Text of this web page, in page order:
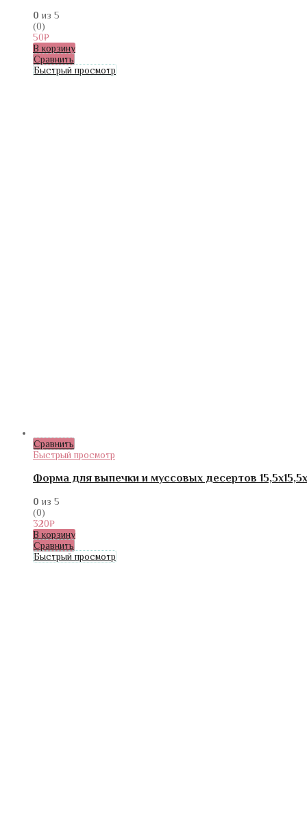
0 из 5
(0)
50₽
В корзину
Сравнить
Быстрый просмотр
Сравнить
Быстрый просмотр
Форма для выпечки и муссовых десертов
0 из 5
(0)
320₽
В корзину
Сравнить
Быстрый просмотр